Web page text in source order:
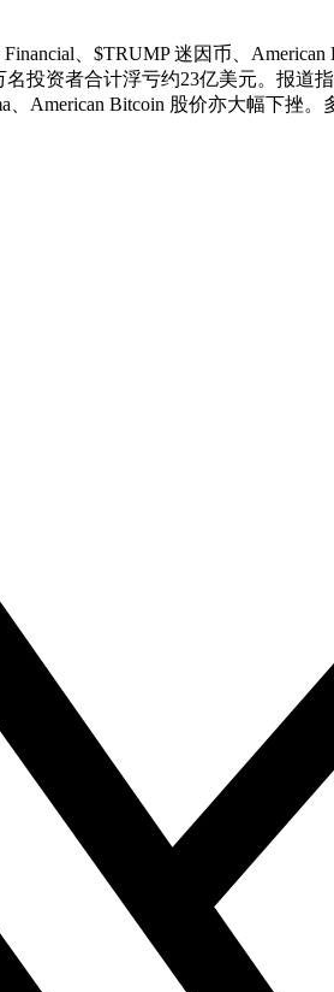
、$TRUMP 迷因币、
资者合计浮亏约23亿美元。报道
American Bitcoin 股价亦大幅下挫